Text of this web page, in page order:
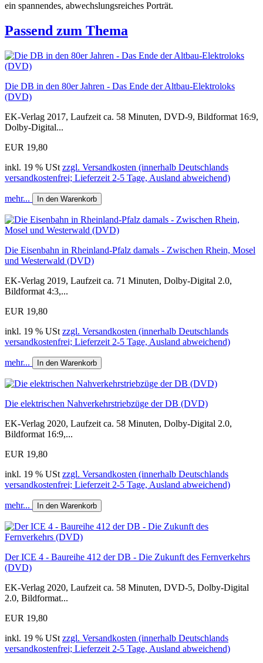
ein spannendes, abwechslungsreiches Porträt.
Passend zum Thema
Die DB in den 80er Jahren - Das Ende der Altbau-Elektroloks
(DVD)
EK-Verlag 2017, Laufzeit ca. 58 Minuten, DVD-9, Bildformat 16:9,
Dolby-Digital...
EUR 19,80
inkl. 19 % USt zzgl. Versandkosten (innerhalb Deutschlands
versandkostenfrei; Lieferzeit 2-5 Tage, Ausland abweichend)
mehr... In den Warenkorb
Die Eisenbahn in Rheinland-Pfalz damals - Zwischen Rhein, Mosel
und Westerwald (DVD)
EK-Verlag 2019, Laufzeit ca. 71 Minuten, Dolby-Digital 2.0,
Bildformat 4:3,...
EUR 19,80
inkl. 19 % USt zzgl. Versandkosten (innerhalb Deutschlands
versandkostenfrei; Lieferzeit 2-5 Tage, Ausland abweichend)
mehr... In den Warenkorb
Die elektrischen Nahverkehrstriebzüge der DB (DVD)
EK-Verlag 2020, Laufzeit ca. 58 Minuten, Dolby-Digital 2.0,
Bildformat 16:9,...
EUR 19,80
inkl. 19 % USt zzgl. Versandkosten (innerhalb Deutschlands
versandkostenfrei; Lieferzeit 2-5 Tage, Ausland abweichend)
mehr... In den Warenkorb
Der ICE 4 - Baureihe 412 der DB - Die Zukunft des Fernverkehrs
(DVD)
EK-Verlag 2020, Laufzeit ca. 58 Minuten, DVD-5, Dolby-Digital
2.0, Bildformat...
EUR 19,80
inkl. 19 % USt zzgl. Versandkosten (innerhalb Deutschlands
versandkostenfrei; Lieferzeit 2-5 Tage, Ausland abweichend)